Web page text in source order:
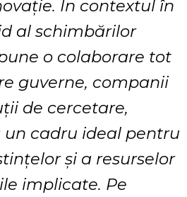
În contextul în
al schimbărilor
o colaborare tot
guverne, companii
de cercetare,
un cadru ideal pentru
și a resurselor
implicate. Pe